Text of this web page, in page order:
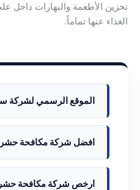
تخزين الأطعمة والبهارات داخل
الغذاء عنها تماماً.
الموقع الرسمي لشركة
افضل شركة مكافحة
ارخص شركة مكافحة